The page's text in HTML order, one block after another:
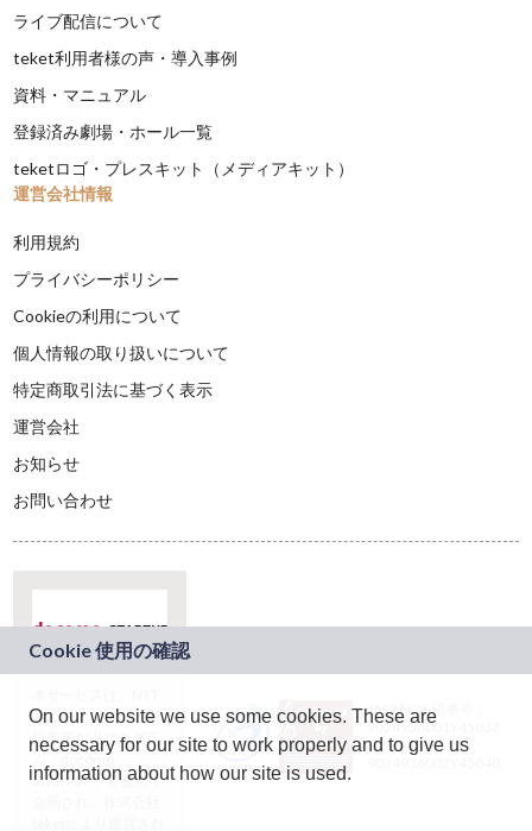
ライブ配信について
teket利用者様の声・導入事例
資料・マニュアル
登録済み劇場・ホール一覧
teketロゴ・プレスキット（メディアキット）
運営会社情報
利用規約
プライバシーポリシー
Cookieの利用について
個人情報の取り扱いについて
特定商取引法に基づく表示
運営会社
お知らせ
お問い合わせ
ドコモグループの新
規事業創出プログラ
ム「docomo
STARTUP」を通じて
JASRAC許諾番号：
9024936001Y45037
JASRAC許諾番号：
On our website we use some cookies. These are
necessary for our site to work properly and to give us
information about how our site is used.